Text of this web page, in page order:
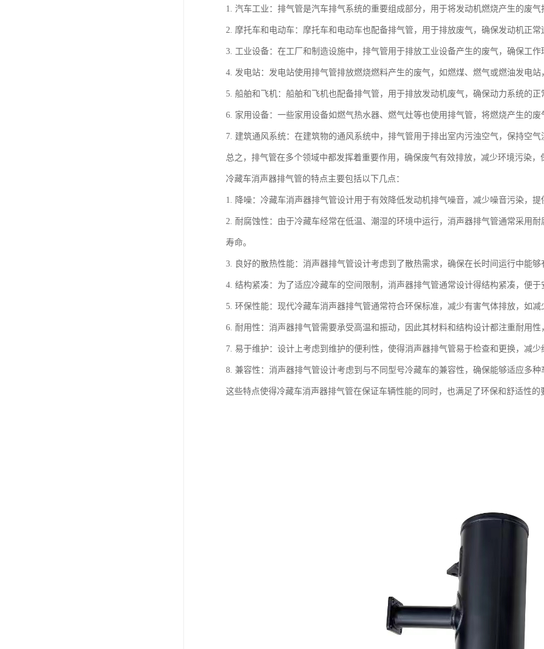
1. 汽车工业：排气管是汽车排气系统的重要组成部分，用于将发动机燃烧产生的废
2. 摩托车和电动车：摩托车和电动车也配备排气管，用于排放废气，确保发动机正
3. 工业设备：在工厂和制造设施中，排气管用于排放工业设备产生的废气，确保工
4. 发电站：发电站使用排气管排放燃烧燃料产生的废气，如燃煤、燃气或燃油发电
5. 船舶和飞机：船舶和飞机也配备排气管，用于排放发动机废气，确保动力系统的正
6. 家用设备：一些家用设备如燃气热水器、燃气灶等也使用排气管，将燃烧产生的
7. 建筑通风系统：在建筑物的通风系统中，排气管用于排出室内污浊空气，保持空
总之，排气管在多个领域中都发挥着重要作用，确保废气有效排放，减少环境污染
冷藏车消声器排气管的特点主要包括以下几点：
1. 降噪：冷藏车消声器排气管设计用于有效降低发动机排气噪音，减少噪音污染，
2. 耐腐蚀性：由于冷藏车经常在低温、潮湿的环境中运行，消声器排气管通常采用
寿命。
3. 良好的散热性能：消声器排气管设计考虑到了散热需求，确保在长时间运行中能
4. 结构紧凑：为了适应冷藏车的空间限制，消声器排气管通常设计得结构紧凑，便于
5. 环保性能：现代冷藏车消声器排气管通常符合环保标准，减少有害气体排放，如
6. 耐用性：消声器排气管需要承受高温和振动，因此其材料和结构设计都注重耐用
7. 易于维护：设计上考虑到维护的便利性，使得消声器排气管易于检查和更换，减
8. 兼容性：消声器排气管设计考虑到与不同型号冷藏车的兼容性，确保能够适应多
这些特点使得冷藏车消声器排气管在保证车辆性能的同时，也满足了环保和舒适性的